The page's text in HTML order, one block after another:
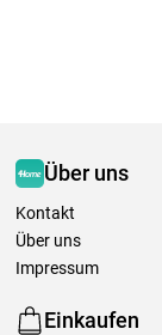
Über uns
Kontakt
Über uns
Impressum
Einkaufen